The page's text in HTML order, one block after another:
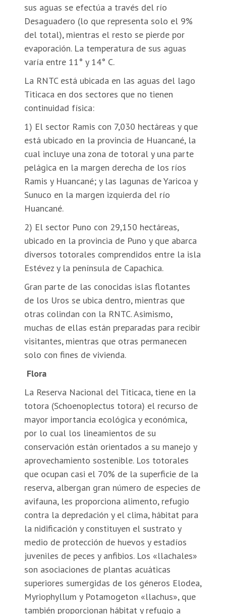
sus aguas se efectúa a través del río
Desaguadero (lo que representa solo el 9%
del total), mientras el resto se pierde por
evaporación. La temperatura de sus aguas
varía entre 11° y 14° C.
La RNTC está ubicada en las aguas del lago
Titicaca en dos sectores que no tienen
continuidad física:
1) El sector Ramis con 7,030 hectáreas y que
está ubicado en la provincia de Huancané, la
cual incluye una zona de totoral y una parte
pelágica en la margen derecha de los ríos
Ramis y Huancané; y las lagunas de Yaricoa y
Sunuco en la margen izquierda del río
Huancané.
2) El sector Puno con 29,150 hectáreas,
ubicado en la provincia de Puno y que abarca
diversos totorales comprendidos entre la isla
Estévez y la península de Capachica.
Gran parte de las conocidas islas flotantes
de los Uros se ubica dentro, mientras que
otras colindan con la RNTC. Asimismo,
muchas de ellas están preparadas para recibir
visitantes, mientras que otras permanecen
solo con fines de vivienda.
Flora
La Reserva Nacional del Titicaca, tiene en la
totora (Schoenoplectus totora) el recurso de
mayor importancia ecológica y económica,
por lo cual los lineamientos de su
conservación están orientados a su manejo y
aprovechamiento sostenible. Los totorales
que ocupan casi el 70% de la superficie de la
reserva, albergan gran número de especies de
avifauna, les proporciona alimento, refugio
contra la depredación y el clima, hábitat para
la nidificación y constituyen el sustrato y
medio de protección de huevos y estadíos
juveniles de peces y anfibios. Los «llachales»
son asociaciones de plantas acuáticas
superiores sumergidas de los géneros Elodea,
Myriophyllum y Potamogeton «llachus», que
también proporcionan hábitat y refugio a